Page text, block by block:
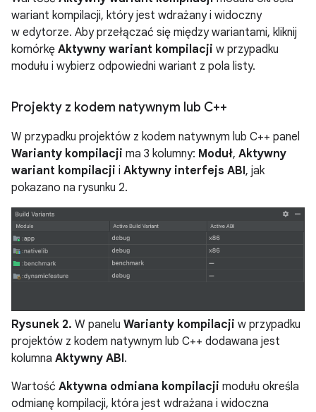
wariant kompilacji, który jest wdrażany i widoczny
w edytorze. Aby przełączać się między wariantami, kliknij
komórkę Aktywny wariant kompilacji w przypadku
modułu i wybierz odpowiedni wariant z pola listy.
Projekty z kodem natywnym lub C++
W przypadku projektów z kodem natywnym lub C++ panel
Warianty kompilacji ma 3 kolumny: Moduł, Aktywny
wariant kompilacji i Aktywny interfejs ABI, jak
pokazano na rysunku 2.
Rysunek 2. W panelu Warianty kompilacji w przypadku
projektów z kodem natywnym lub C++ dodawana jest
kolumna Aktywny ABI.
Wartość Aktywna odmiana kompilacji modułu określa
odmianę kompilacji, która jest wdrażana i widoczna